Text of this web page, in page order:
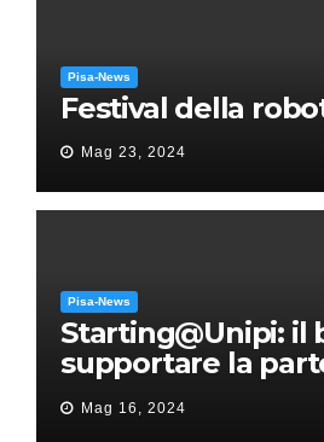
Pisa-News
Festival della
Mag 23, 2024
Pisa-News
Starting@Unipi: il
supportare la
all’ERC Starting
Mag 16, 2024